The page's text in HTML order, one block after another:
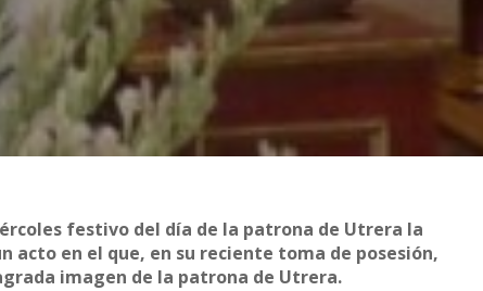
festivo del día de la patrona de Utrera la
acto en el que, en su reciente toma de posesión,
imagen de la patrona de Utrera.